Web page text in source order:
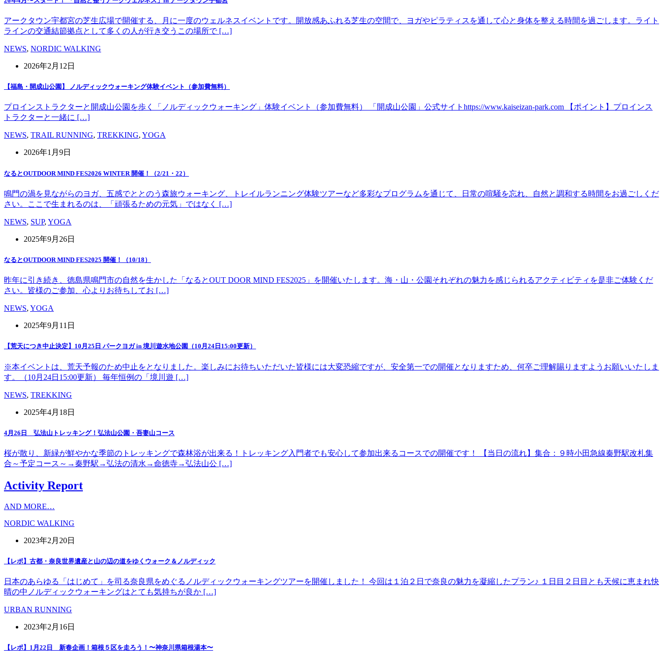
アークタウン宇都宮の芝生広場で開催する、月に一度のウェルネスイベントです。開放感あふれる芝生の空間で、ヨガやピラティスを通して心と身体を整える時間を過ごします。ライト
ラインの交通結節拠点として多くの人が行き交うこの場所で […]
NEWS, NORDIC WALKING
2026年2月12日
【福島・開成山公園】 ノルディックウォーキング体験イベント（参加費無料）
プロインストラクターと開成山公園を歩く「ノルディックウォーキング」体験イベント（参加費無料） 「開成山公園」公式サイトhttps://www.kaiseizan-park.com 【ポイント】プロインス
トラクターと一緒に […]
NEWS, TRAIL RUNNING, TREKKING, YOGA
2026年1月9日
なるとOUTDOOR MIND FES2026 WINTER 開催！（2/21・22）
鳴門の渦を見ながらのヨガ、五感でととのう森旅ウォーキング、トレイルランニング体験ツアーなど多彩なプログラムを通じて、日常の喧騒を忘れ、自然と調和する時間をお過ごしくだ
さい。ここで生まれるのは、「頑張るための元気」ではなく […]
NEWS, SUP, YOGA
2025年9月26日
なるとOUTDOOR MIND FES2025 開催！（10/18）
昨年に引き続き、徳島県鳴門市の自然を生かした「なるとOUT DOOR MIND FES2025」を開催いたします。海・山・公園それぞれの魅力を感じられるアクティビティを是非ご体験くだ
さい。皆様のご参加、心よりお待ちしてお […]
NEWS, YOGA
2025年9月11日
【荒天につき中止決定】10月25日 パークヨガ in 境川遊水地公園（10月24日15:00更新）
※本イベントは、荒天予報のため中止をとなりました。楽しみにお待ちいただいた皆様には大変恐縮ですが、安全第一での開催となりますため、何卒ご理解賜りますようお願いいたしま
す。（10月24日15:00更新） 毎年恒例の「境川遊 […]
NEWS, TREKKING
2025年4月18日
4月26日 弘法山トレッキング！弘法山公園・吾妻山コース
桜が散り、新緑が鮮やかな季節のトレッキングで森林浴が出来る！トレッキング入門者でも安心して参加出来るコースでの開催です！ 【当日の流れ】集合：９時小田急線秦野駅改札集
合～予定コース～→秦野駅→弘法の清水→命徳寺→弘法山公 […]
Activity Report
AND MORE…
NORDIC WALKING
2023年2月20日
【レポ】古都・奈良世界遺産と山の辺の道をゆくウォーク＆ノルディック
日本のあらゆる「はじめて」を司る奈良県をめぐるノルディックウォーキングツアーを開催しました！ 今回は１泊２日で奈良の魅力を凝縮したプラン♪ １日目２日目とも天候に恵まれ快
晴の中ノルディックウォーキングはとても気持ちが良か […]
URBAN RUNNING
2023年2月16日
【レポ】1月22日 新春企画！箱根５区を走ろう！〜神奈川県箱根湯本〜